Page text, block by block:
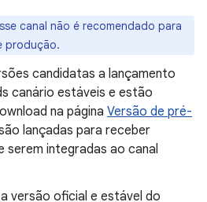
canal não é recomendado para
produção.
candidatas a lançamento
canário estáveis e estão
na página Versão de pré-
lançadas para receber
serem integradas ao canal
versão oficial e estável do